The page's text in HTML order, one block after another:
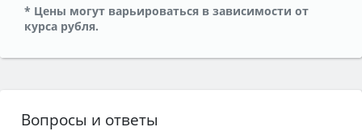
* Цены могут варьироваться в зависимости от
курса рубля.
Вопросы и ответы